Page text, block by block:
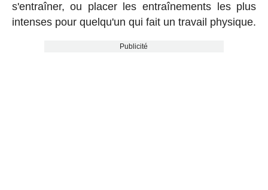
s'entraîner, ou placer les entraînements les plus
intenses pour quelqu'un qui fait un travail physique.
Publicité